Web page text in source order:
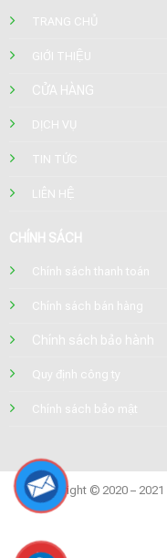
TRANG CHỦ
GIỚI THIỆU
CỬA HÀNG
DỊCH VỤ
TIN TỨC
LIÊN HỆ
CHÍNH SÁCH
Chính sách thanh toán
Chính sách bán hàng
Chính sách bảo hành
Quy định công ty
Chính sách bảo mật
Copyright © 2020 – 2021